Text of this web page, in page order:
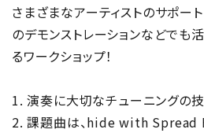
さまざまなアーティストのサポー
のデモンストレーションなどでも
るワークショップ！
1. 演奏に大切なチューニングの技
2. 課題曲は、hide with Spread